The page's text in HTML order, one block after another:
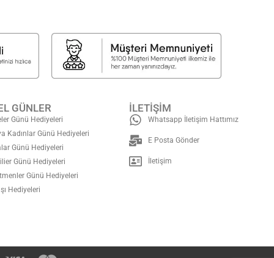
GÜNLER
Günü Hediyeleri
Kadınlar Günü Hediyeleri
Günü Hediyeleri
Günü Hediyeleri
Günü Hediyeleri
Hediyeleri
İLETİŞİM
Whatsapp İletişim Hattımız
E Posta Gönder
İletişim